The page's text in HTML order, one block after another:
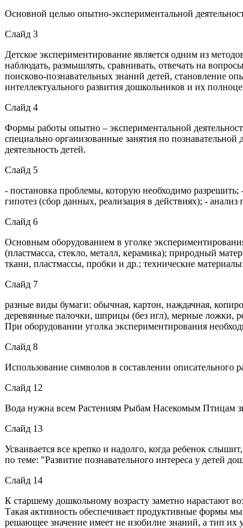
Основной целью опытно-экспериментальной
Слайд 3
Детское экспериментирование является одним из
наблюдать, размышлять, сравнивать, отвечать на
поисково-познавательных знаний детей, становление
интеллектуального развития дошкольников и их
Слайд 4
Формы работы опытно – экспериментальной
специально организованные занятия по
деятельность детей.
Слайд 5
- постановка проблемы, которую необходимо
гипотез (сбор данных, реализация в действиях); -
Слайд 6
Основным оборудованием в уголке
(пластмасса, стекло, металл, керамика); природный
ткани, пластмассы, пробки и др.; технические
Слайд 7
разные виды бумаги: обычная, картон, наждачная,
деревянные палочки, шприцы (без игл), мерные ложки,
При оборудовании уголка экспериментирования
Слайд 8
Использование символов в составлении описательного
Слайд 12
Вода нужна всем Растениям Рыбам Насекомым Птицам
Слайд 13
Усваивается все крепко и надолго, когда ребенок
по теме: "Развитие познавательного интереса у детей
Слайд 14
К старшему дошкольному возрасту заметно нарастают
Такая активность обеспечивает продуктивные формы
решающее значение имеет не изобилие знаний, а тип их